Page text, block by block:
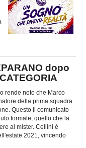
dopo
rende noto che Marco
della prima squadra
Questo il comunicato
formale, quello che la
al mister. Cellini è
2021, vincendo